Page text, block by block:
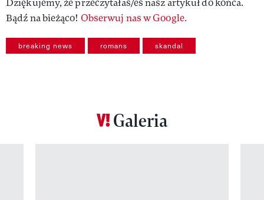
Dziękujemy, że przeczytałaś/eś nasz artykuł do końca.
Bądź na bieżąco! Obserwuj nas w Google.
breaking news romans skandal
Galeria